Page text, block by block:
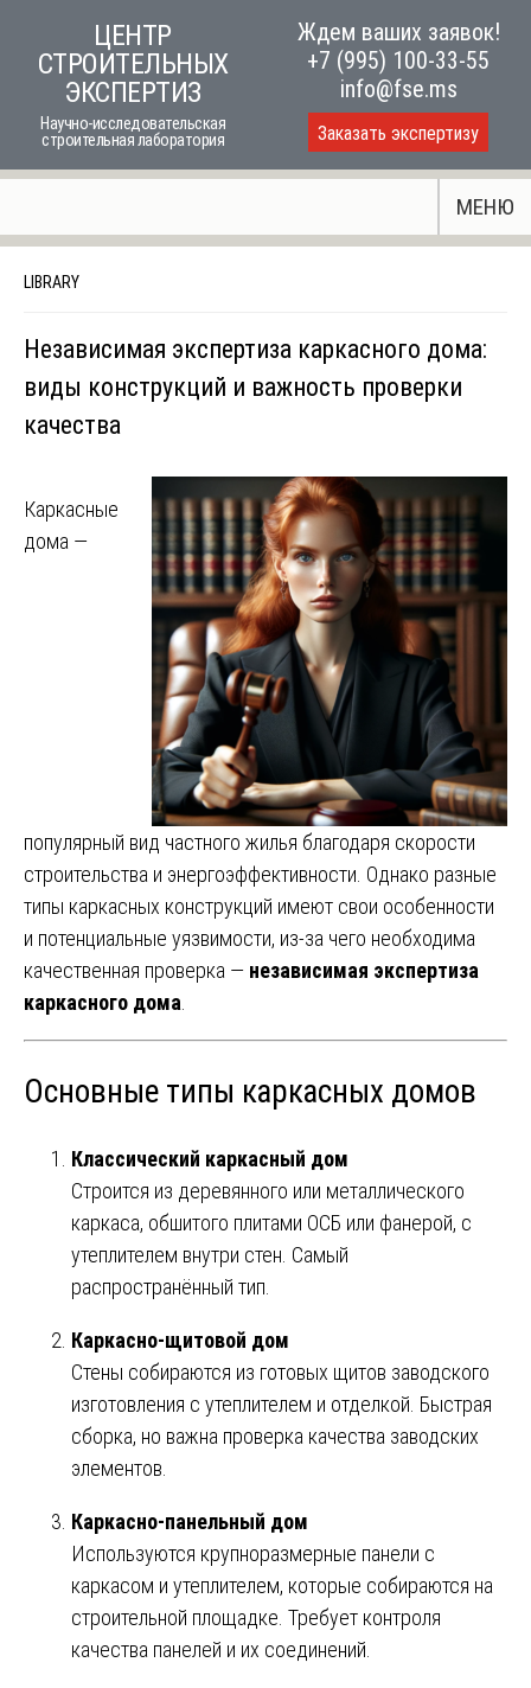
content
ЦЕНТР
СТРОИТЕЛЬНЫХ
ЭКСПЕРТИЗ
Научно-исследовательская
строительная лаборатория
Ждем ваших заявок!
+7 (995) 100-33-55
info@fse.ms
Заказать экспертизу
МЕНЮ
LIBRARY
Независимая экспертиза каркасного дома:
виды конструкций и важность проверки
качества
Каркасные
дома —
популярный вид частного жилья благодаря скорости
строительства и энергоэффективности. Однако разные
типы каркасных конструкций имеют свои особенности
и потенциальные уязвимости, из-за чего необходима
качественная проверка — независимая экспертиза
каркасного дома
Основные типы каркасных домов
Классический каркасный дом
Строится из деревянного или металлического
каркаса, обшитого плитами ОСБ или фанерой, с
утеплителем внутри стен. Самый
распространённый тип.
Каркасно-щитовой дом
Стены собираются из готовых щитов заводского
изготовления с утеплителем и отделкой. Быстрая
сборка, но важна проверка качества заводских
элементов.
Каркасно-панельный дом
Используются крупноразмерные панели с
каркасом и утеплителем, которые собираются на
строительной площадке. Требует контроля
качества панелей и их соединений.